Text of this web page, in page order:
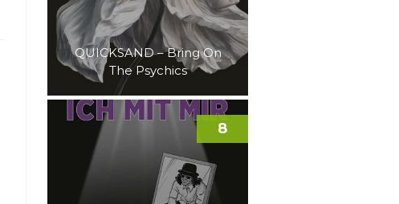
QUICKSAND – Bring On
The Psychics
8